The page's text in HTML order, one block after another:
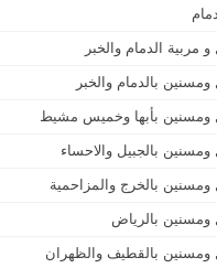
مربية الدمام والخبر
بالدمام والخبر
ومسنين بأبها وخميس مشيط
بالجبيل والاحساء
بالخرج والمزاحمية
ومسنين بالرياض
ومسنين بالقطيف والظهران